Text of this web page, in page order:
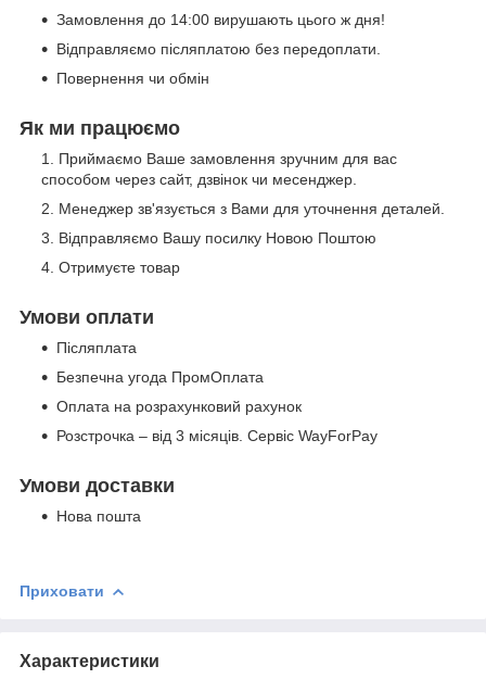
Замовлення до 14:00 вирушають цього ж дня!
Відправляємо післяплатою без передоплати.
Повернення чи обмін
Як ми працюємо
Приймаємо Ваше замовлення зручним для вас
способом через сайт, дзвінок чи месенджер.
Менеджер зв'язується з Вами для уточнення деталей.
Відправляємо Вашу посилку Новою Поштою
Отримуєте товар
Умови оплати
Післяплата
Безпечна угода ПромОплата
Оплата на розрахунковий рахунок
Розстрочка – від 3 місяців. Сервіс WayForPay
Умови доставки
Нова пошта
Приховати
Характеристики